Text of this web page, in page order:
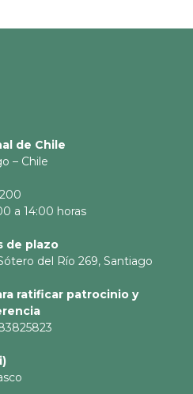
de Chile
– Chile
a 14:00 horas
de plazo
del Río 269, Santiago
ratificar patrocinio y